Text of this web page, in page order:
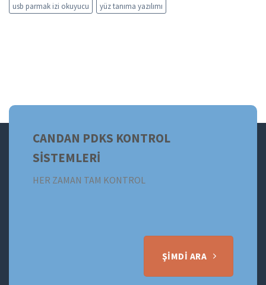
usb parmak izi okuyucu
yüz tanıma yazılımı
CANDAN PDKS KONTROL
SİSTEMLERİ
HER ZAMAN TAM KONTROL
ŞIMDI ARA